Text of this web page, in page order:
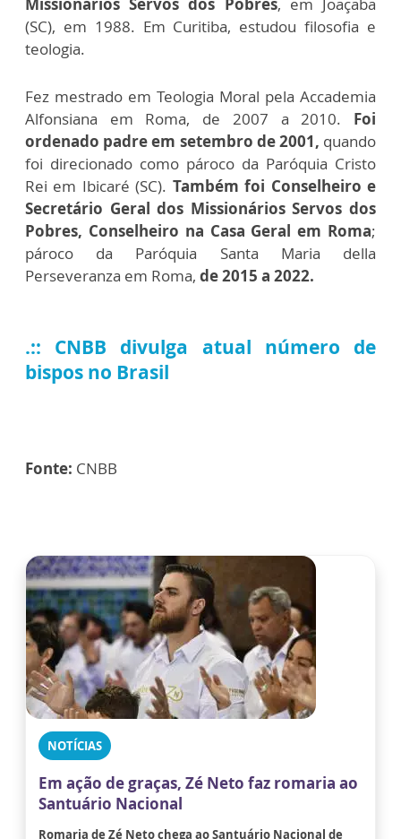
Missionários Servos dos Pobres, em Joaçaba
(SC), em 1988. Em Curitiba, estudou filosofia e
teologia.
Fez mestrado em Teologia Moral pela Accademia
Alfonsiana em Roma, de 2007 a 2010. Foi
ordenado padre em setembro de 2001, quando
foi direcionado como pároco da Paróquia Cristo
Rei em Ibicaré (SC). Também foi Conselheiro e
Secretário Geral dos Missionários Servos dos
Pobres, Conselheiro na Casa Geral em Roma;
pároco da Paróquia Santa Maria della
Perseveranza em Roma, de 2015 a 2022.
.:: CNBB divulga atual número de
bispos no Brasil
Fonte: CNBB
NOTÍCIAS
Em ação de graças, Zé Neto faz romaria ao
Santuário Nacional
Romaria de Zé Neto chega ao Santuário Nacional de